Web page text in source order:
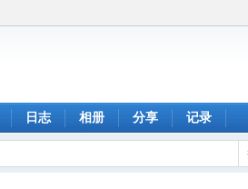
日志 相册 分享 记录